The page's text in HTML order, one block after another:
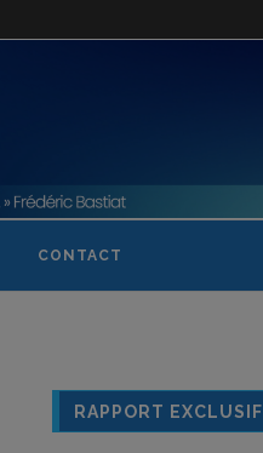
CONTACT
RAPPORT EXCLUSIF